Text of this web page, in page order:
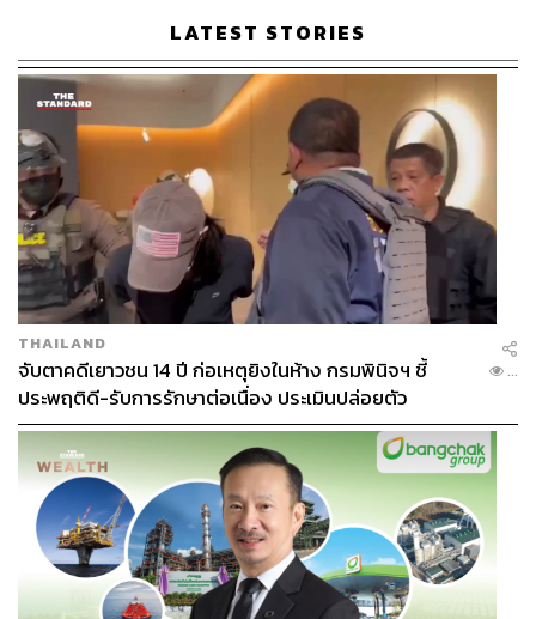
เมื่อรัฐไม่สามารถช่วยพยุงประชาชนหรือไม่มีประสิทธิภาพที่
จะสร้างความมั่นคงในการดำรงชีวิตให้กับประชาชนได้
ศาสนาและความเชื่อจึงเข้ามาเป็นส่วนหนึ่งในการทำหน้าที่
แทน ลัทธิพิธีเสด็จพ่อ ร.5 จึงเกิดขึ้นมาด้วยเหตุผลนั้น
เช่นกัน ย้อนกลับมามองในสถานการณ์ปัจจุบัน เมื่อเกิดการ
ระบาดของโรคโควิด-19 ประชาชนล้มป่วย ล้มตายกันจำนวน
มาก วิทยาศาสตร์ ณ เวลานี้ก็ยังไม่สามารถที่จะเข้ามาแก้ไข
ได้อย่างสมบูรณ์
ไม่เพียงเท่านั้น รัฐยังล้มเหลวและขาดประสิทธิภาพที่จะดูแล
ประชาชนในความปกครอง ไม่มีนโยบายช่วยเหลือ ป้องกัน
การระบาด ปล่อยให้ประชาชนเผชิญโรคระบาดตาม
ยถากรรม
ดังนั้น ศาสนาและความเชื่อจึงเข้ามาทำหน้าที่นั้น เราจึงจะ
เห็นว่า ในบรรยากาศตอนนี้จึงปรากฏความเชื่ออะไรหลายๆ
อย่างออกมา ไม่ว่าจะเหรียญห้อยคอต้านไวรัสโคโรนา หรือ
โควิด-19 คาถาป้องกันโรคภัยจากครูบาบุญชุ่ม (ถ้ำหลวง)
หรือแม้แต่คำทำนายทายทักจากหมอดูจากหลายสำนักที่
กล่าวถึงภัยพิบัติที่เกิดขึ้น หลายคนจะมองว่าเป็นเรื่องไร้สาระ
LATEST STORIES
THAILAND
จับตาคดีเยาวชน 14 ปี ก่อเหตุยิงในห้าง กรมพินิจฯ ชี้
ประพฤติดี-รับการรักษาต่อเนื่อง ประเมินปล่อยตัว
...